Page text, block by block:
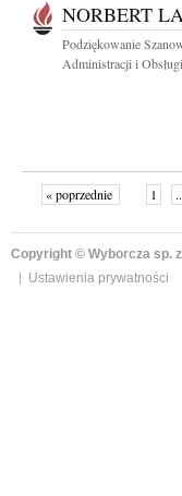
NORBERT
Podziękowanie
Administracji i
« poprzednie 1
Copyright © Wyborcza sp.
Ustawienia prywatności